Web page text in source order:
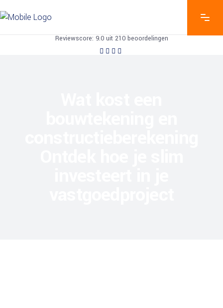
Reviewscore: 9.0 uit 210 beoordelingen